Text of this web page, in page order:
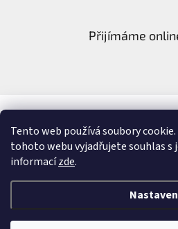
Tento web používá soubory
tohoto webu vyjadřujete souhlas s
informacízde.
Přijímáme
Vytvořil Shoptet